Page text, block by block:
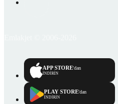
APP STORE'dan
İNDİRİN
PLAY STORE'dan
İNDİRİN